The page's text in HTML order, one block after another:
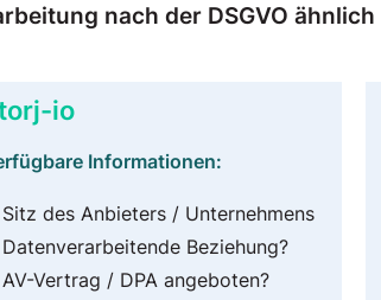
nach der DSGVO
io
Informationen:
des Anbieters / Unternehmens
Beziehung?
Vertrag / DPA angeboten?